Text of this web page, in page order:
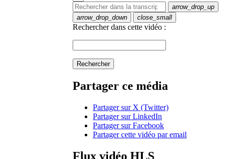
arrow_drop_up
arrow_drop_down
close_small
Rechercher dans cette vidéo :
Rechercher
Partager ce média
Partager sur X (Twitter)
Partager sur LinkedIn
Partager sur Facebook
Partager cette vidéo par email
Flux vidéo HLS